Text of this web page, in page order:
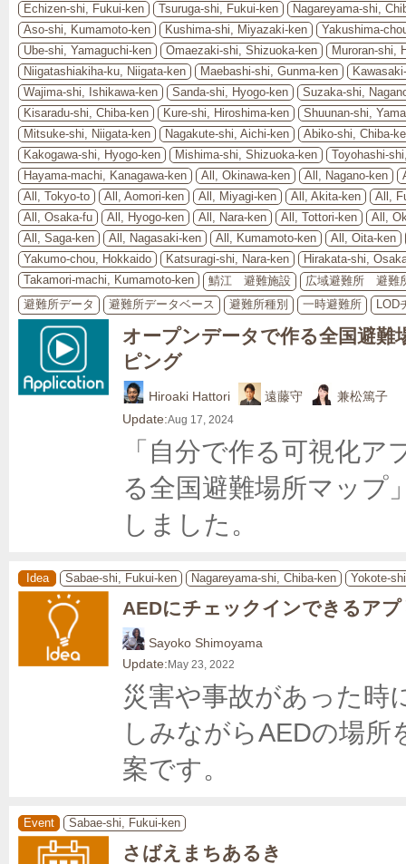
Echizen-shi, Fukui-ken
Tsuruga-shi, Fukui-ken
Nagareyama-shi,
Aso-shi, Kumamoto-ken
Kushima-shi, Miyazaki-ken
Yakushima-
Ube-shi, Yamaguchi-ken
Omaezaki-shi, Shizuoka-ken
Muroran-shi,
Niigatashiakiha-ku, Niigata-ken
Maebashi-shi, Gunma-ken
Wajima-shi, Ishikawa-ken
Sanda-shi, Hyogo-ken
Suzaka-shi,
Kisaradu-shi, Chiba-ken
Kure-shi, Hiroshima-ken
Shuunan-shi,
Mitsuke-shi, Niigata-ken
Nagakute-shi, Aichi-ken
Abiko-shi, Chiba-
Kakogawa-shi, Hyogo-ken
Mishima-shi, Shizuoka-ken
Toyohashi-
Hayama-machi, Kanagawa-ken
All, Okinawa-ken All, Nagano-ken
All, Tokyo-to
All, Aomori-ken All, Miyagi-ken All, Akita-ken
All,
All, Osaka-fu
All, Hyogo-ken All, Nara-ken All, Tottori-ken
All,
All, Saga-ken
All, Nagasaki-ken All, Kumamoto-ken
All, Oita-ken
Yakumo-chou, Hokkaido
Katsuragi-shi, Nara-ken
Hirakata-shi,
Takamori-machi, Kumamoto-ken
鯖江 避難施設
広域避難所 避難
避難所データ
避難所データベース 避難所種別 一時避難所 LOD
オープンデータで作る全国避難
ピング
Hiroaki Hattori 遠藤守
兼松篤子
Update:Aug 17, 2024
「自分で作る可視化
る全国避難場所マップ
しました。
Idea Sabae-shi, Fukui-ken Nagareyama-shi, Chiba-ken Yokote-
AEDにチェックインできるア
Sayoko Shimoyama
Update: May 23, 2022
災害や事故があった時
しみながらAEDの場
案です。
Event Sabae-shi, Fukui-ken
さばえまちあるき